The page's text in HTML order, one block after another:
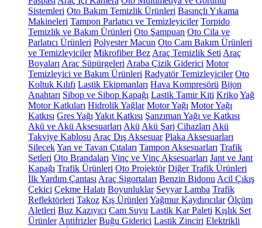
Sistemleri Oto Bakım Temizlik Ürünleri Basınçlı Yıkama
Makineleri Tampon Parlatıcı ve Temizleyiciler Torpido
Temizlik ve Bakım Ürünleri Oto Şampuan Oto Cila ve
Parlatıcı Ürünleri Polyester Macun Oto Cam Bakım Ürünleri
ve Temizleyiciler Mikrofiber Bez Araç Temizlik Seti Araç
Boyaları Araç Süpürgeleri Araba Çizik Giderici Motor
Temizleyici ve Bakım Ürünleri Radyatör Temizleyiciler Oto
Koltuk Kılıfı Lastik Ekipmanları Hava Kompresörü Bijon
Anahtarı Sibop ve Sibop Kapağı Lastik Tamir Kiti KrikoYağ
Motor Katkıları Hidrolik Yağlar Motor Yağı Motor Yağı
Katkısı Gres Yağı Yakıt Katkısı Şanzıman Yağı ve Katkısı
Akü ve Akü Aksesuarları Akü Akü Şarj Cihazları Akü
Takviye Kablosu Araç Dış Aksesuar Plaka Aksesuarları
SilecekYan ve Tavan Çıtaları Tampon Aksesuarları Trafik
Setleri Oto Brandaları Vinç ve Vinç Aksesuarları Jant ve Jant
Kapağı Trafik Ürünleri Oto Projektör Diğer Trafik Ürünleri
İlk Yardım Çantası Araç Sigortaları Benzin Bidonu Acil Çıkış
Çekici Çekme Halatı Boyunluklar Seyyar Lamba Trafik
Reflektörleri Takoz Kış Ürünleri Yağmur Kaydırıcılar Ölçüm
Aletleri Buz Kazıyıcı Cam Suyu Lastik Kar Paleti Kışlık Set
Ürünler Antifrizler Buğu Giderici Lastik Zinciri Elektrikli